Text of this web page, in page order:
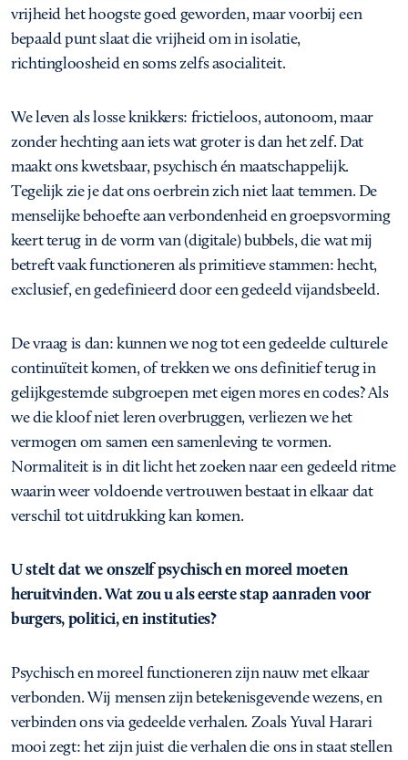
vrijheid het hoogste goed geworden, maar voorbij een
bepaald punt slaat die vrijheid om in isolatie,
richtingloosheid en soms zelfs asocialiteit.
We leven als losse knikkers: frictieloos, autonoom, maar
zonder hechting aan iets wat groter is dan het zelf. Dat
maakt ons kwetsbaar, psychisch én maatschappelijk.
Tegelijk zie je dat ons oerbrein zich niet laat temmen. De
menselijke behoefte aan verbondenheid en groepsvorming
keert terug in de vorm van (digitale) bubbels, die wat mij
betreft vaak functioneren als primitieve stammen: hecht,
exclusief, en gedefinieerd door een gedeeld vijandsbeeld.
De vraag is dan: kunnen we nog tot een gedeelde culturele
continuïteit komen, of trekken we ons definitief terug in
gelijkgestemde subgroepen met eigen mores en codes? Als
we die kloof niet leren overbruggen, verliezen we het
vermogen om samen een samenleving te vormen.
Normaliteit is in dit licht het zoeken naar een gedeeld ritme
waarin weer voldoende vertrouwen bestaat in elkaar dat
verschil tot uitdrukking kan komen.
U stelt dat we onszelf psychisch en moreel moeten
heruitvinden. Wat zou u als eerste stap aanraden voor
burgers, politici, en instituties?
Psychisch en moreel functioneren zijn nauw met elkaar
verbonden. Wij mensen zijn betekenisgevende wezens, en
verbinden ons via gedeelde verhalen. Zoals Yuval Harari
mooi zegt: het zijn juist die verhalen die ons in staat stellen